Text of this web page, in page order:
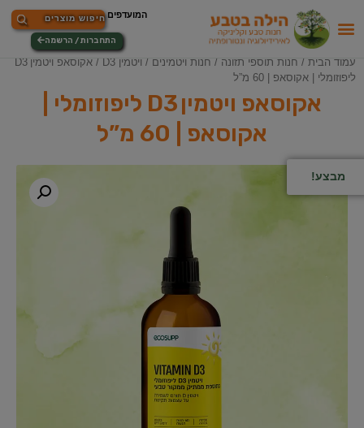
התחברות / הרשמה
עמוד הבית / חנות תוספי תזונה / חנות ויטמינים / ויטמין D3
/ אקוסאפ ויטמין D3
ליפוזומלי | אקוסאפ | 60 מ”ל
אקוסאפ ויטמין D3 ליפוזומלי |
אקוסאפ | 60 מ”ל
מבצע!